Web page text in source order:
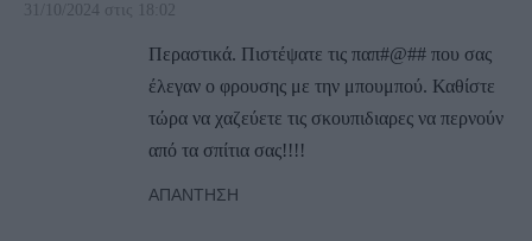
31/10/2024 στις 18:02
Περαστικά. Πιστέψατε τις παπ#@## που σας
έλεγαν ο φρουσης με την μπουμπού. Καθίστε
τώρα να χαζεύετε τις σκουπιδιαρες να περνούν
από τα σπίτια σας!!!!
ΑΠΆΝΤΗΣΗ